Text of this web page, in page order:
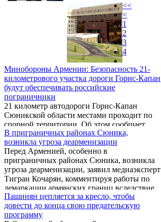
Минобороны Армении: Безопасность 21-
километрового участка дороги Горис-Капан
будут обеспечивать российские
пограничники
21 километр автодороги Горис-Капан
Сюникской области местами проходит по
спорной территории. Об этом сообщает
пресс-служба Минобороны Армении.
В приграничных районах Сюника,
возникла угроза деарменизации
Перед Арменией, особенно в
приграничных районах Сюника, возникла
угроза деарменизации, заявил медиаэксперт
Тигран Кочарян, комментируя работы по
демаркации армянских границ вследствие
соглашения по Арцаху по 9 ноября.
Пашинян цепляется за кресло, чтобы
довести до конца свою предательскую
программу
<<
<
1
2
3
4